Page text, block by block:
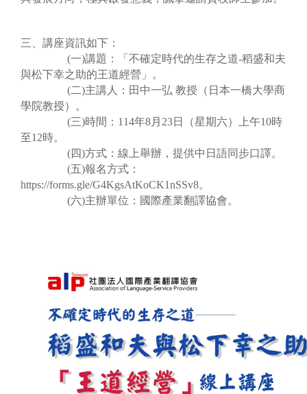
三、講座資訊如下：
(一)講題：「不確定時代的生存之道-稻盛和夫
與松下幸之助的王道經營」。
(二)主講人：田中一弘 教授（日本一橋大學商
學院教授）。
(三)時間：114年8月23日（星期六）上午10時
至12時。
(四)方式：線上舉辦，提供中日語同步口譯。
(五)報名方式：
https://forms.gle/G4KgsAtKoCK1nSSv8。
(六)主辦單位：國際產業翻譯協會。